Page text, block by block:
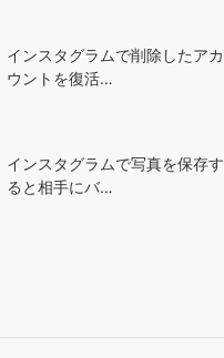
インスタグラムで削除したアカ
ウントを復活…
インスタグラムで写真を保存す
ると相手にバ…